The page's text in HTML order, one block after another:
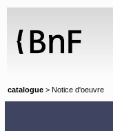
catalogue > Notice d'oeuvre